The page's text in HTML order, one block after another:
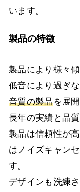
います。
製品の特徴
製品により様々
低音により過ぎな
音質の製品を展
長年の実績と品
製品は信頼性が
はノイズキャン
す。
デザインも洗練